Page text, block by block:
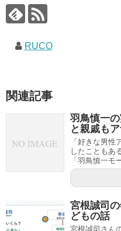
RUCO
関連記事
羽鳥慎一
と親戚も
「好きな男
したこともあ
「羽鳥慎一モ
宮根誠司
どもの話
宮根誠司さん